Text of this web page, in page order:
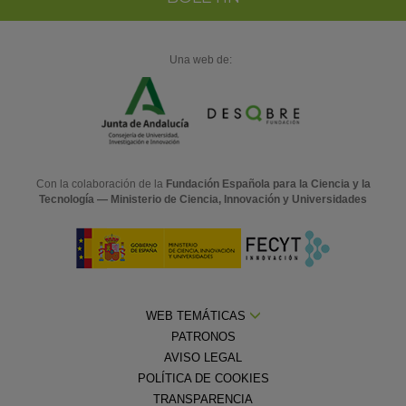
Una web de:
Con la colaboración de la Fundación Española para la Ciencia y la
Tecnología — Ministerio de Ciencia, Innovación y Universidades
WEB TEMÁTICAS
PATRONOS
AVISO LEGAL
POLÍTICA DE COOKIES
TRANSPARENCIA